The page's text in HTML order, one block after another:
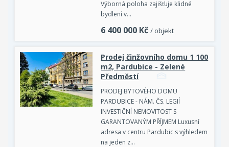
Výborná poloha zajišťuje klidné
bydlení v…
6 400 000 Kč / objekt
Prodej činžovního domu 1 100
m2, Pardubice - Zelené
Předměstí
PRODEJ BYTOVÉHO DOMU
PARDUBICE - NÁM. ČS. LEGIÍ
INVESTIČNÍ NEMOVITOST S
GARANTOVANÝM PŘÍJMEM Luxusní
adresa v centru Pardubic s výhledem
na jeden z…